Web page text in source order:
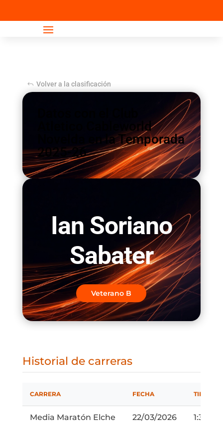
Volver a la clasificación
Atletico Cableworld
Novelda en la Temporada
2025-26
Ian Soriano
Sabater
Veterano B
Historial de carreras
CARRERA FECHA TIEMPO
Media Maratón Elche 22/03/2026 1:34:31